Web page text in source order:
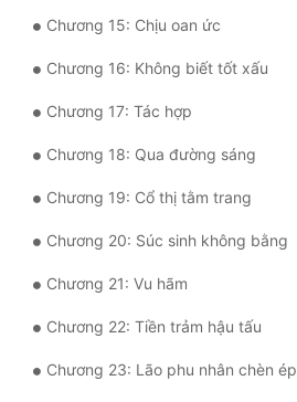
Sủng
Thanh Xuân
Tiên Hiệp
Tiểu Thuyết
Trinh Thám
Triều Đấu
Trùng Sinh
Chương 15: Chịu oan ức
Chương 16: Không biết tốt xấu
Chương 17: Tác hợp
Chương 18: Qua đường sáng
Chương 19: Cổ thị tằm trang
Chương 20: Súc sinh không bằng
Chương 21: Vu hãm
Chương 22: Tiền trảm hậu tấu
Chương 23: Lão phu nhân chèn ép